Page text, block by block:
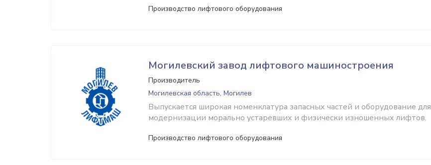
Производство лифтового оборудования
Могилевский завод лифтового машиностроения
Производитель
Могилевская область, Могилев
Выпускается широкая номенклатура запасных частей и оборудование для
модернизации морально устаревших и физически изношенных лифтов.
Производство лифтового оборудования